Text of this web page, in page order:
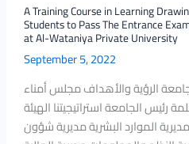
A Training Course in Learning
Students to Pass The Entrance
at Al-Wataniya Private University
September 5, 2022
الرؤية والأهداف مجلس أمناء
الجامعة استراتيجيتنا الهيئة
الموارد البشرية مديرية شؤون
Architecture
at
Al-
Wataniya
Private
University